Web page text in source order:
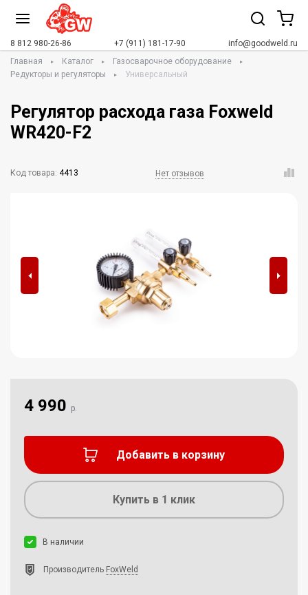
8 812 980-26-86 +7 (911) 181-17-90
info@goodweld.ru
Главная
Каталог
Газосварочное оборудование
Редукторы и регуляторы
Универсальный
Регулятор расхода газа Foxweld
WR420-F2
Код товара: 4413 Нет отзывов
4 990 р.
Добавить в корзину
Купить в 1 клик
В наличии
Производитель FoxWeld